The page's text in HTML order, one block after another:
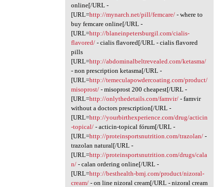
online[/URL -
[URL=http://mynarch.net/pill/femcare/- where to
buy femcare online[/URL -
[URL=http://blaneinpetersburgil.com/cialis-
flavored/- cialis flavored[/URL - cialis flavored
pills
[URL=http://abdominalbeltrevealed.com/ketasma/
- non prescription ketasma[/URL -
[URL=http://temeculapowdercoating.com/product/
misoprost/- misoprost 200 cheapest[/URL -
[URL=http://onlythedetails.com/famvir/- famvir
without a doctors prescription[/URL -
[URL=http://yourbirthexperience.com/drug/acticin
-topical/- acticin-topical fórum[/URL -
[URL=http://proteinsportsnutrition.com/trazolan/-
trazolan natural[/URL -
[URL=http://proteinsportsnutrition.com/drugs/cala
n/- calan ordering online[/URL -
[URL=http://besthealth-bmj.com/product/nizoral-
cream/- on line nizoral cream[/URL - nizoral cream